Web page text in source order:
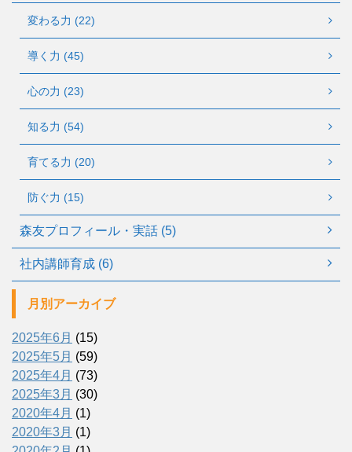
変わる力 (22)
導く力 (45)
心の力 (23)
知る力 (54)
育てる力 (20)
防ぐ力 (15)
森友プロフィール・実話 (5)
社内講師育成 (6)
月別アーカイブ
2025年6月 (15)
2025年5月 (59)
2025年4月 (73)
2025年3月 (30)
2020年4月 (1)
2020年3月 (1)